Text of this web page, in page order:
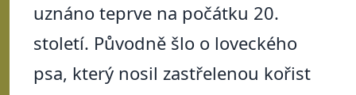
uznáno teprve na počátku 20.
století. Původně šlo o loveckého
psa, který nosil zastřelenou kořist